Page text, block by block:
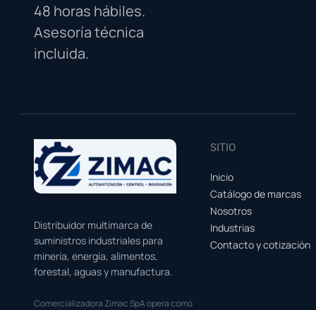
48 horas hábiles.
Asesoría técnica
incluida.
Distribuidor multimarca de
suministros industriales para
minería, energía, alimentos,
forestal, aguas y manufactura.
Comercializadora Zimac SpA opera como
SITIO
Inicio
Catálogo de marcas
Nosotros
Industrias
Contacto y cotización